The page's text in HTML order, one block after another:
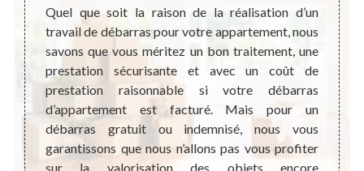
la
un
Quel que soit la raison de la réalisation d’un
travail de débarras pour votre appartement, nous
savons que vous méritez un bon traitement, une
prestation sécurisante et avec un coût de
prestation raisonnable si votre débarras
d’appartement est facturé. Mais pour un
débarras gratuit ou indemnisé, nous vous
garantissons que nous n’allons pas vous profiter
sur la valorisation des objets encore
coût
suffit